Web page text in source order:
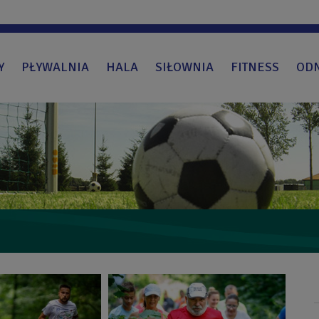
PŁYWALNIA HALA SIŁOWNIA FITNESS
Obraz
bez
opisu